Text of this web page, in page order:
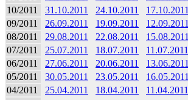
10/2011
31.10.2011 24.10.2011 17.10.2011
09/2011
26.09.2011 19.09.2011 12.09.2011
08/2011
29.08.2011 22.08.2011 15.08.2011
07/2011
25.07.2011 18.07.2011 11.07.2011
06/2011
27.06.2011 20.06.2011 13.06.2011
05/2011
30.05.2011 23.05.2011 16.05.2011
04/2011
25.04.2011 18.04.2011 11.04.2011